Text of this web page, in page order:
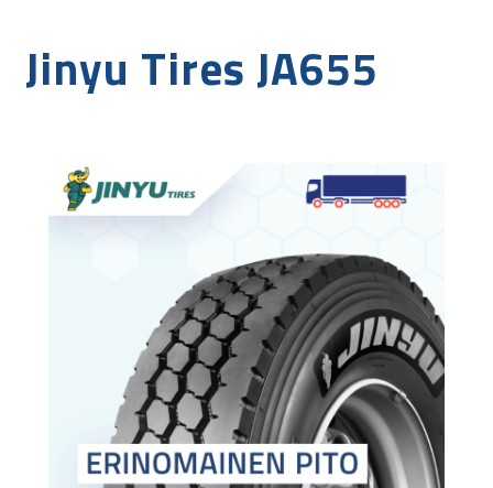
Jinyu Tires JA655